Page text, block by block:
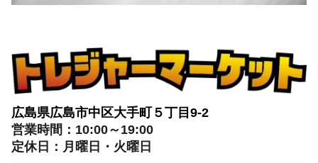
広島県広島市中区大手町５丁目9-2
営業時間：10:00～19:00
定休日：月曜日・火曜日